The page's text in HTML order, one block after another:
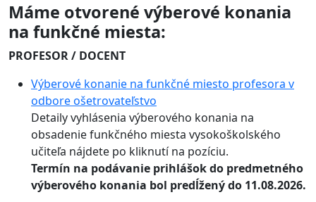
Máme otvorené výberové konania
na funkčné miesta:
PROFESOR / DOCENT
Výberové konanie na funkčné miesto profesora v
odbore ošetrovateľstvo
Detaily vyhlásenia výberového konania na
obsadenie funkčného miesta vysokoškolského
učiteľa nájdete po kliknutí na pozíciu.
Termín na podávanie prihlášok do predmetného
výberového konania bol predĺžený do 11.08.2026.